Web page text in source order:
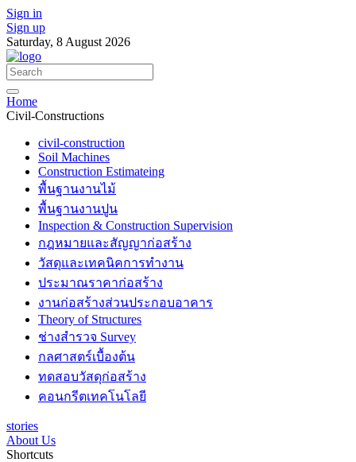
Sign in
Sign up
Saturday, 8 August 2026
Home
Civil-Constructions
civil-construction
Soil Machines
Construction Estimateing
พื้นฐานงานไม้
พื้นฐานงานปูน
Inspection & Construction Supervision
กฎหมายและสัญญาก่อสร้าง
วัสดุและเทคนิคการทำงาน
ประมาณราคาก่อสร้าง
งานก่อสร้างส่วนประกอบอาคาร
Theory of Structures
ช่างสำรวจ Survey
กลศาสตร์เบื้องต้น
ทดสอบวัสดุก่อสร้าง
คอนกรีตเทคโนโลยี
stories
About Us
Shortcuts